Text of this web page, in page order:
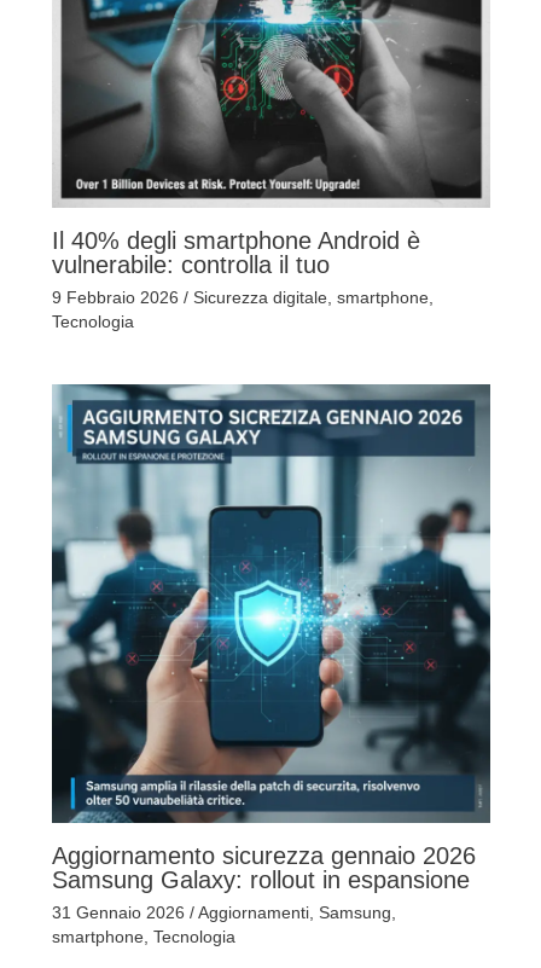
Il 40% degli smartphone Android è
vulnerabile: controlla il tuo
9 Febbraio 2026 / Sicurezza digitale, smartphone,
Tecnologia
Aggiornamento sicurezza gennaio 2026
Samsung Galaxy: rollout in espansione
31 Gennaio 2026 /Aggiornamenti, Samsung
smartphone, Tecnologia